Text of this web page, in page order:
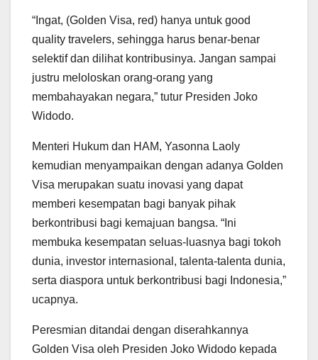
“Ingat, (Golden Visa, red) hanya untuk good
quality travelers, sehingga harus benar-benar
selektif dan dilihat kontribusinya. Jangan sampai
justru meloloskan orang-orang yang
membahayakan negara,” tutur Presiden Joko
Widodo.
Menteri Hukum dan HAM, Yasonna Laoly
kemudian menyampaikan dengan adanya Golden
Visa merupakan suatu inovasi yang dapat
memberi kesempatan bagi banyak pihak
berkontribusi bagi kemajuan bangsa. “Ini
membuka kesempatan seluas-luasnya bagi tokoh
dunia, investor internasional, talenta-talenta dunia,
serta diaspora untuk berkontribusi bagi Indonesia,”
ucapnya.
Peresmian ditandai dengan diserahkannya
Golden Visa oleh Presiden Joko Widodo kepada